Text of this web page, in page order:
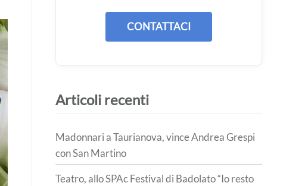
CONTATTACI
Articoli recenti
Madonnari a Taurianova, vince Andrea Grespi
con San Martino
Teatro, allo SPAc Festival di Badolato “Io resto